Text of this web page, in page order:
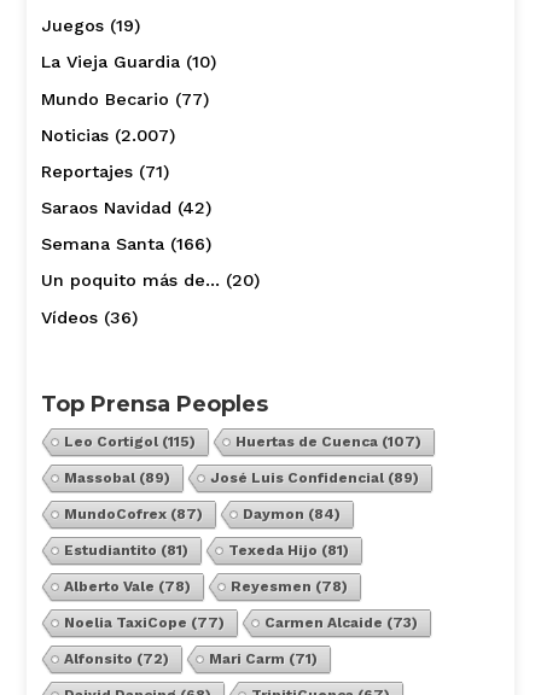
Juegos(19)
La Vieja Guardia(10)
Mundo Becario (77)
Noticias(2.007)
Reportajes(71)
Saraos Navidad (42)
Semana Santa(166)
Un poquito más de… (20)
Vídeos(36)
Top Prensa Peoples
Leo Cortigol(115) Huertas de Cuenca(107)
Massobal(89) José Luis Confidencial(89)
MundoCofrex(87) Daymon (84)
Estudiantito (81) Texeda Hijo (81)
Alberto Vale (78) Reyesmen (78)
Noelia TaxiCope (77) Carmen Alcaide (73)
Alfonsito (72) Mari Carm (71)